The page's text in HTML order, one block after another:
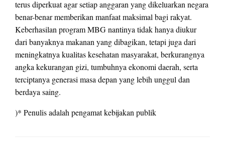
terus diperkuat agar setiap anggaran yang dikeluarkan negara
benar-benar memberikan manfaat maksimal bagi rakyat.
Keberhasilan program MBG nantinya tidak hanya diukur
dari banyaknya makanan yang dibagikan, tetapi juga dari
meningkatnya kualitas kesehatan masyarakat, berkurangnya
angka kekurangan gizi, tumbuhnya ekonomi daerah, serta
terciptanya generasi masa depan yang lebih unggul dan
berdaya saing.
)* Penulis adalah pengamat kebijakan publik